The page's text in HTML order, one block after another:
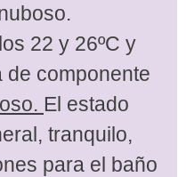
22 y 26ºC y
de componente
El estado
tranquilo,
para el baño